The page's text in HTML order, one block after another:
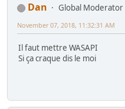
Dan
Global Moderator
November 07, 2018, 11:32:31 AM
Il faut mettre WASAPI
Si ça craque dis le moi